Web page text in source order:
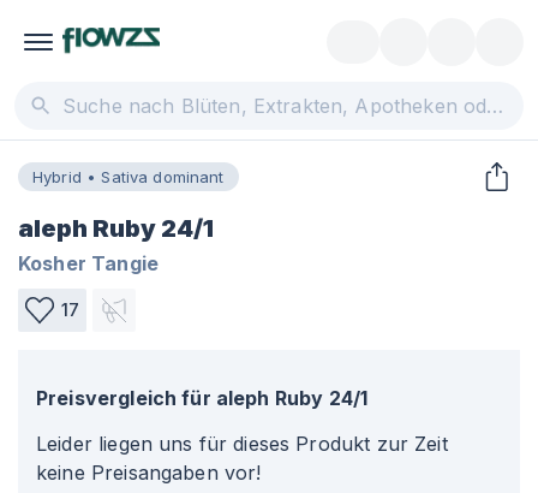
Hybrid • Sativa dominant
aleph Ruby 24/1
Kosher Tangie
17
Preisvergleich für aleph Ruby 24/1
Leider liegen uns für dieses Produkt zur Zeit
keine Preisangaben vor!